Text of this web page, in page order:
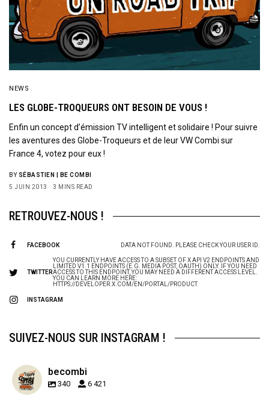
NEWS
LES GLOBE-TROQUEURS ONT BESOIN DE VOUS !
Enfin un concept d’émission TV intelligent et solidaire ! Pour suivre
les aventures des Globe-Troqueurs et de leur VW Combi sur
France 4, votez pour eux !
BY SÉBASTIEN | BE COMBI
5 JUIN 2013
3 MINS READ
RETROUVEZ-NOUS !
FACEBOOK DATA NOT FOUND. PLEASE CHECK YOUR USER ID.
TWITTER
YOU CURRENTLY HAVE ACCESS TO A SUBSET OF X API V2 ENDPOINTS AND
LIMITED V1.1 ENDPOINTS (E.G. MEDIA POST, OAUTH) ONLY. IF YOU NEED
ACCESS TO THIS ENDPOINT, YOU MAY NEED A DIFFERENT ACCESS LEVEL.
YOU CAN LEARN MORE HERE:
HTTPS://DEVELOPER.X.COM/EN/PORTAL/PRODUCT
INSTAGRAM
SUIVEZ-NOUS SUR INSTAGRAM !
becombi
340 6 421